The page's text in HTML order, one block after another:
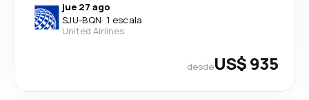
jue 27 ago
SJU-BQN· 1 escala
United Airlines
desdeUS$ 935